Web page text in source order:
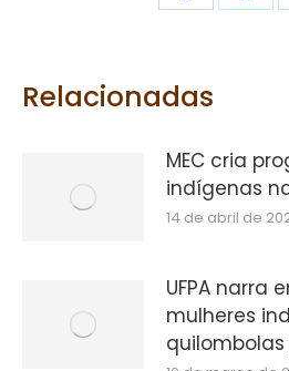
Relacionadas
MEC cria
indígenas
14 de abril de
UFPA narra
mulheres